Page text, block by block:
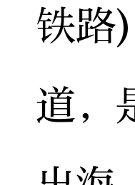
铁路
道，